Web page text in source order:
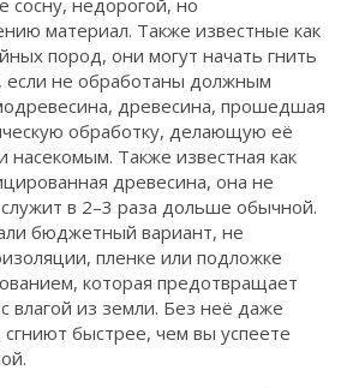
сосну, недорогой, но
материал. Также известные как
пород, они могут начать гнить
если не обработаны должным
, древесина, прошедшая
обработку, делающую её
насекомым. Также известная как
древесина, она не
в 2–3 раза дольше обычной.
бюджетный вариант, не
, пленке или подложке
которая предотвращает
влагой из земли. Без неё даже
быстрее, чем вы успеете